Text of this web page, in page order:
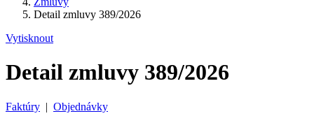
Detail zmluvy 389/2026
Vytisknout
Detail zmluvy 389/2026
Faktúry | Objednávky